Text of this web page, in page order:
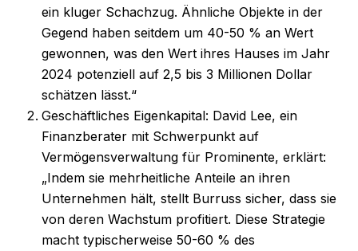
ein kluger Schachzug. Ähnliche Objekte in der
Gegend haben seitdem um 40-50 % an Wert
gewonnen, was den Wert ihres Hauses im Jahr
2024 potenziell auf 2,5 bis 3 Millionen Dollar
schätzen lässt.“
Geschäftliches Eigenkapital: David Lee, ein
Finanzberater mit Schwerpunkt auf
Vermögensverwaltung für Prominente, erklärt:
„Indem sie mehrheitliche Anteile an ihren
Unternehmen hält, stellt Burruss sicher, dass sie
von deren Wachstum profitiert. Diese Strategie
macht typischerweise 50-60 % des